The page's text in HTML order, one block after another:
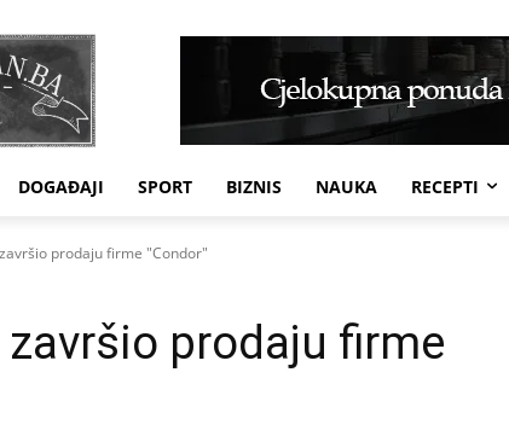
DOGAĐAJI SPORT BIZNIS NAUKA RECEPTI
prodaju firme "Condor"
završio prodaju firme